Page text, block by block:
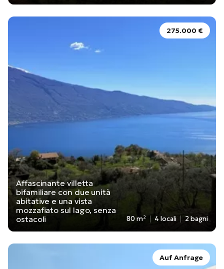
275.000 €
Affascinante villetta
bifamiliare con due unità
abitative e una vista
mozzafiato sul lago, senza
ostacoli
80 m² 4 locali 2 bagni
Auf Anfrage